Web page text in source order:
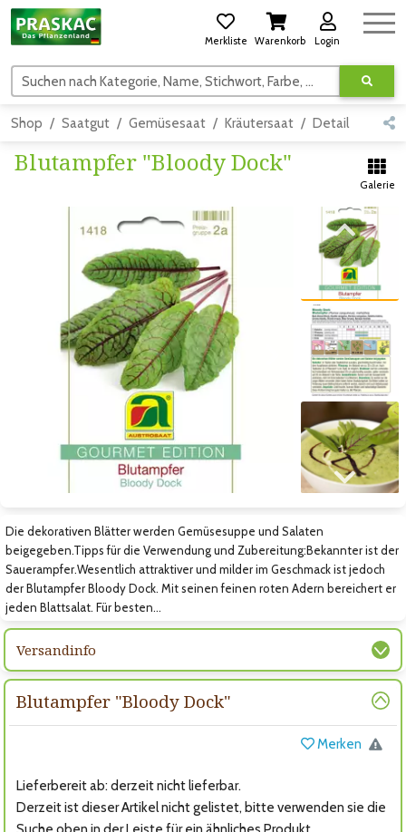
Merkliste Warenkorb Login
Suchen nach Kategorie, Name, Stichwort, Farbe, usw.
Shop Saatgut Gemüsesaat Kräutersaat Detail
Blutampfer "Bloody Dock"
Galerie
Zum vorigen Bild Zum nächsten Bild
Zum vorigen Bild
Zum nächsten Bild
Die dekorativen Blätter werden Gemüsesuppe und Salaten
beigegeben.Tipps für die Verwendung und Zubereitung:Bekannter ist der
Sauerampfer.Wesentlich attraktiver und milder im Geschmack ist jedoch
der Blutampfer Bloody Dock. Mit seinen feinen roten Adern bereichert er
jeden Blattsalat. Für besten…
Versandinfo
Blutampfer "Bloody Dock"
Merken
Lieferbereit ab: derzeit nicht lieferbar.
Derzeit ist dieser Artikel nicht gelistet, bitte verwenden sie die